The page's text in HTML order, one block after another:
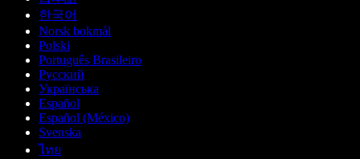
한국어
Norsk bokmål
Polski
Português Brasileiro
Русский
Українська
Español
Español (México)
Svenska
ไทย